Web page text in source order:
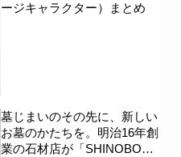
ージキャラクター）まとめ
墓じまいのその先に、新しい
お墓のかたちを。明治16年創
業の石材店が「SHINOBO」